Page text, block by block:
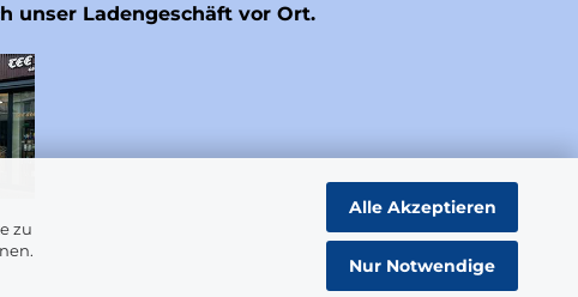
zu
Alle Akzeptieren
Nur Notwendige
unser Ladengeschäft vor Ort.